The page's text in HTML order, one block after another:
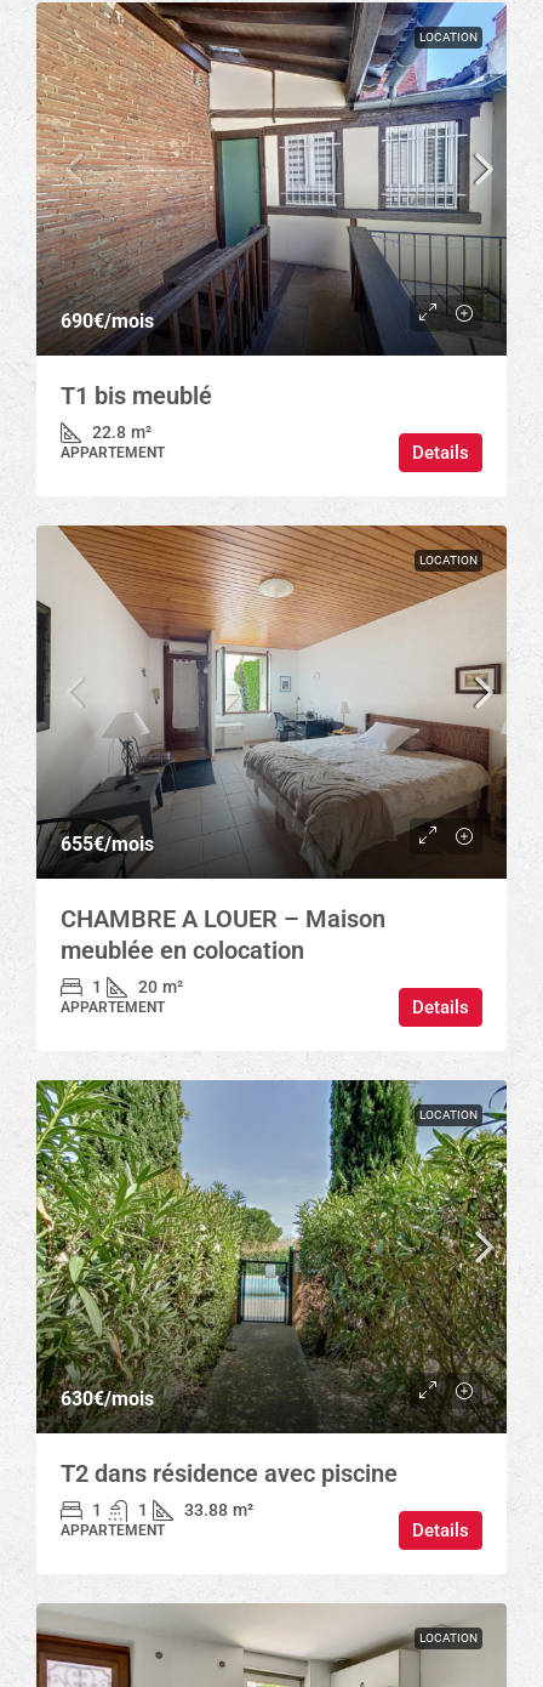
LOCATION
690€/mois
T1 bis meublé
22.8 m²
APPARTEMENT Details
LOCATION
655€/mois
CHAMBRE A LOUER – Maison
meublée en colocation
1 20 m²
APPARTEMENT Details
LOCATION
630€/mois
T2 dans résidence avec piscine
1 1 33.88 m²
APPARTEMENT Details
LOCATION